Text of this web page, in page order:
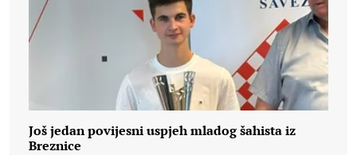
Još jedan povijesni uspjeh mladog šahista iz
Breznice